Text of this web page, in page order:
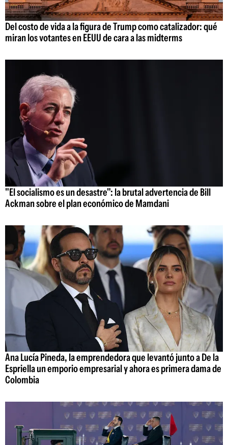
Del costo de vida a la figura de Trump como catalizador: qué
miran los votantes en EEUU de cara a las midterms
"El socialismo es un desastre": la brutal advertencia de Bill
Ackman sobre el plan económico de Mamdani
Ana Lucía Pineda, la emprendedora que levantó junto a De la
Espriella un emporio empresarial y ahora es primera dama de
Colombia